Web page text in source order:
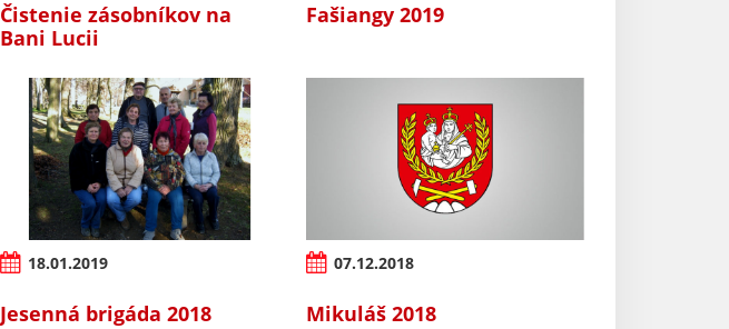
Čistenie zásobníkov na
Bani Lucii
Fašiangy 2019
18.01.2019
Jesenná brigáda 2018
07.12.2018
Mikuláš 2018